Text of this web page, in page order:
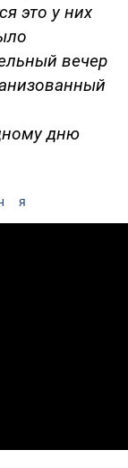
это у них
вечер
дню